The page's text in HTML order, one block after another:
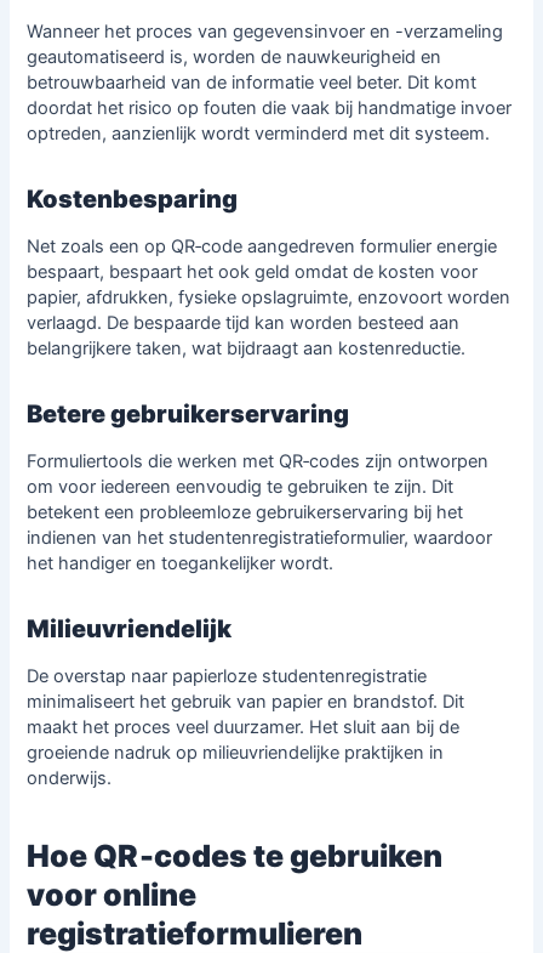
Wanneer het proces van gegevensinvoer en -verzameling
geautomatiseerd is, worden de nauwkeurigheid en
betrouwbaarheid van de informatie veel beter. Dit komt
doordat het risico op fouten die vaak bij handmatige invoer
optreden, aanzienlijk wordt verminderd met dit systeem.
Kostenbesparing
Net zoals een op QR‑code aangedreven formulier energie
bespaart, bespaart het ook geld omdat de kosten voor
papier, afdrukken, fysieke opslagruimte, enzovoort worden
verlaagd. De bespaarde tijd kan worden besteed aan
belangrijkere taken, wat bijdraagt aan kostenreductie.
Betere gebruikerservaring
Formuliertools die werken met QR‑codes zijn ontworpen
om voor iedereen eenvoudig te gebruiken te zijn. Dit
betekent een probleemloze gebruikerservaring bij het
indienen van het studentenregistratieformulier, waardoor
het handiger en toegankelijker wordt.
Milieuvriendelijk
De overstap naar papierloze studentenregistratie
minimaliseert het gebruik van papier en brandstof. Dit
maakt het proces veel duurzamer. Het sluit aan bij de
groeiende nadruk op milieuvriendelijke praktijken in
onderwijs.
Hoe QR‑codes te gebruiken
voor online
registratieformulieren